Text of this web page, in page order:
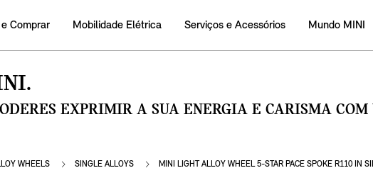
Comprar Mobilidade Elétrica Serviços e Acessórios Mundo MINI
EXPRIMIR A SUA ENERGIA E CARISMA
WHEELS SINGLE ALLOYS MINI LIGHT ALLOY WHEEL 5-STAR PACE SPOKE R110 IN